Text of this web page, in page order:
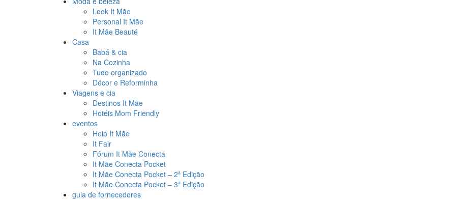
Look It Mãe
Personal It Mãe
It Mãe Beauté
Casa
Babá & cia
Na Cozinha
Tudo organizado
Décor e Reforminha
Viagens e cia
Destinos It Mãe
Hotéis Mom Friendly
eventos
Help It Mãe
It Fair
Fórum It Mãe Conecta
It Mãe Conecta Pocket
It Mãe Conecta Pocket – 2ª Edição
It Mãe Conecta Pocket – 3ª Edição
guia de fornecedores